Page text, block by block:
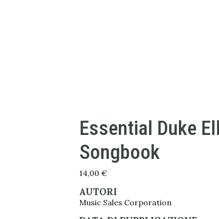
Essential Duke
Songbook
14,00 €
AUTORI
Music Sales Corporation